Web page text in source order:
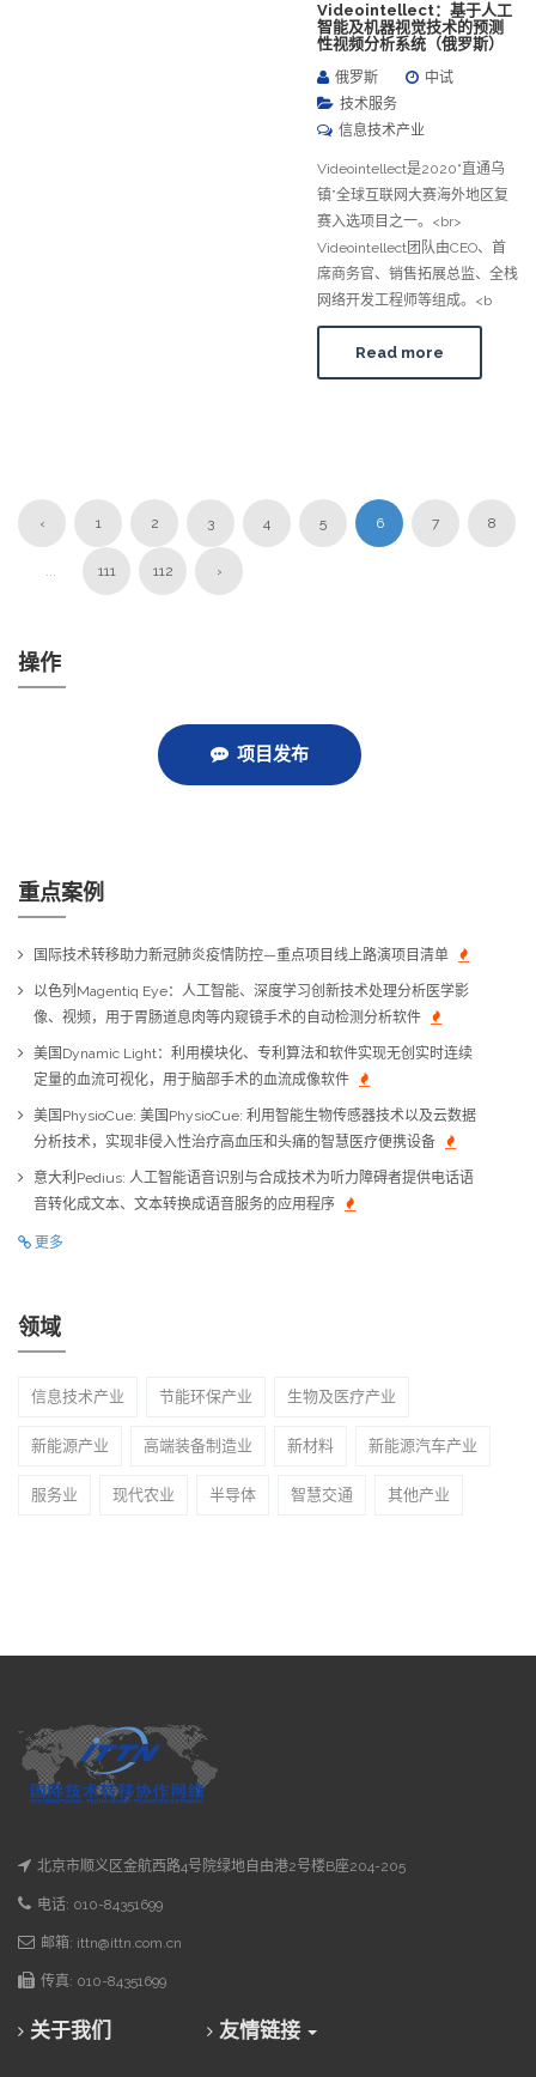
Videointellect：基于人工
智能及机器视觉技术的预测
性视频分析系统（俄罗斯）
俄罗斯
中试
技术服务
信息技术产业
Videointellect是2020“直通乌
镇”全球互联网大赛海外地区复
赛入选项目之一。<br>
Videointellect团队由CEO、首
席商务官、销售拓展总监、全栈
网络开发工程师等组成。<b
Read more
‹ 1 2 3 4 5 6 7 8
... 111 112 ›
操作
项目发布
重点案例
国际技术转移助力新冠肺炎疫情防控—重点项目线上路演项目清单
以色列Magentiq Eye：人工智能、深度学习创新技术处理分析医学影
像、视频，用于胃肠道息肉等内窥镜手术的自动检测分析软件
美国Dynamic Light：利用模块化、专利算法和软件实现无创实时连续
定量的血流可视化，用于脑部手术的血流成像软件
美国PhysioCue: 美国PhysioCue: 利用智能生物传感器技术以及云数据
分析技术，实现非侵入性治疗高血压和头痛的智慧医疗便携设备
意大利Pedius: 人工智能语音识别与合成技术为听力障碍者提供电话语
音转化成文本、文本转换成语音服务的应用程序
更多
领域
信息技术产业 节能环保产业 生物及医疗产业
新能源产业 高端装备制造业 新材料 新能源汽车产业
服务业 现代农业 半导体 智慧交通 其他产业
北京市顺义区金航西路4号院绿地自由港2号楼B座204-205
电话: 010-84351699
邮箱: ittn@ittn.com.cn
传真: 010-84351699
关于我们 友情链接